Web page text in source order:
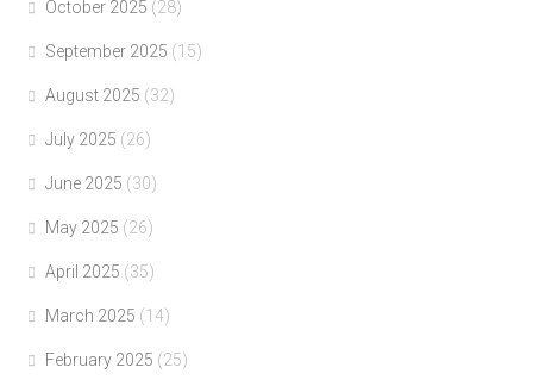
October 2025 (28)
September 2025 (15)
August 2025 (32)
July 2025 (26)
June 2025 (30)
May 2025 (26)
April 2025 (35)
March 2025 (14)
February 2025 (25)